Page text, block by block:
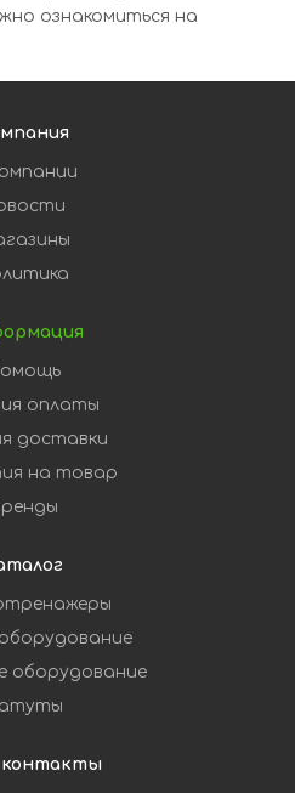
ознакомиться на
оплаты
доставки
на товар
оборудование